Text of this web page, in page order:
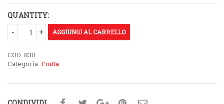
QUANTITY:
AGGIUNGI AL CARRELLO
COD: 830
Categoria: Frutta